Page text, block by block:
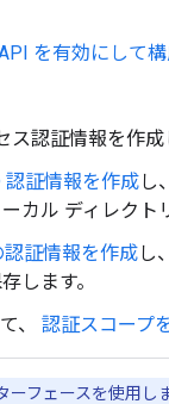
を有効にして
認証情報を作成
認証情報を作成し
カル ディレクト
証情報を作成し
します。
、
認証スコープ
フェースを使用し